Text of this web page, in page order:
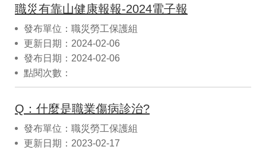
職災有靠山健康報報-2024電子報
發布單位：職災勞工保護組
更新日期：2024-02-06
發布日期：2024-02-06
點閱次數：
Q：什麼是職業傷病診治?
發布單位：職災勞工保護組
更新日期：2023-02-17